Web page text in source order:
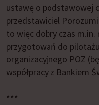
ustawę o podstawowej
przedstawiciel
to więc dobry czas m.in.
przygotowań do
organizacyjnego POZ
współpracy z Bankiem
***